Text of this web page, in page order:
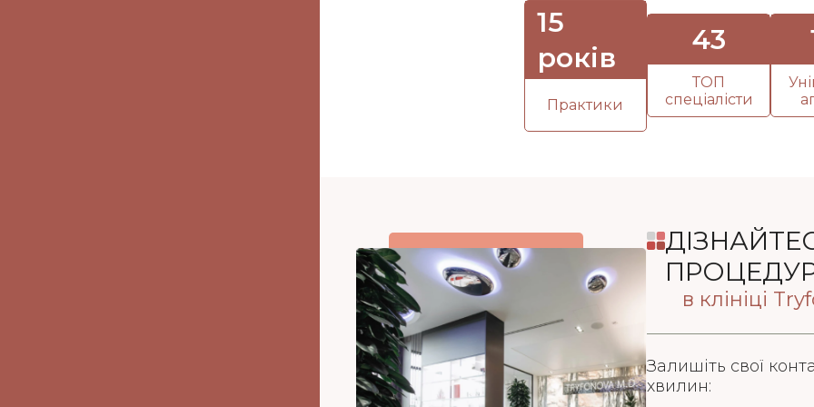
15
років
Практики
43
ТОП
спеціалісти
в клініці
Залишіть свої
хвилин: